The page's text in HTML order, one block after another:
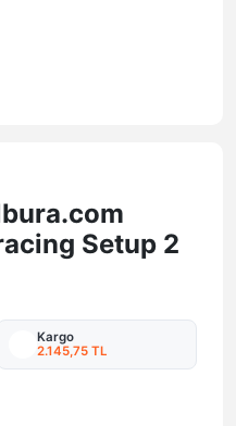
Setup 2
Kargo
2.145,75 TL